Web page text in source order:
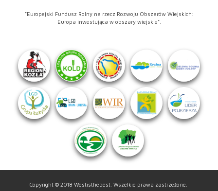
"Europejski Fundusz Rolny na rzecz Rozwoju Obszarów Wiejskich:
Europa inwestująca w obszary wiejskie".
Copyright © 2018 Westisthebest. Wszelkie prawa zastrzeżone.